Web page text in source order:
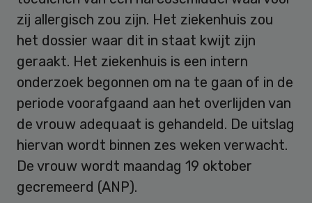
zij allergisch zou zijn. Het ziekenhuis zou
het dossier waar dit in staat kwijt zijn
geraakt. Het ziekenhuis is een intern
onderzoek begonnen om na te gaan of in de
periode voorafgaand aan het overlijden van
de vrouw adequaat is gehandeld. De uitslag
hiervan wordt binnen zes weken verwacht.
De vrouw wordt maandag 19 oktober
gecremeerd (ANP).